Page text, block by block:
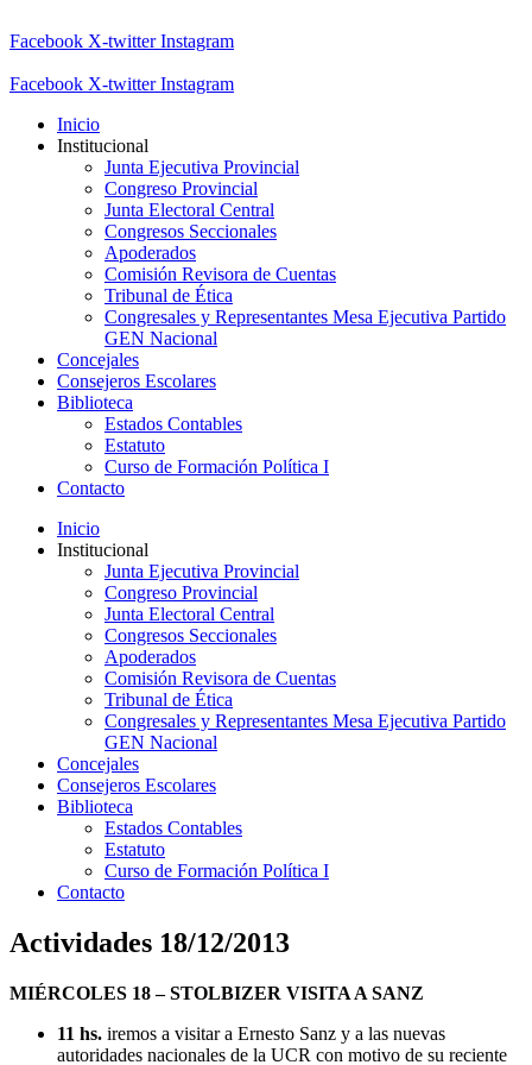
Facebook X-twitter Instagram
Facebook X-twitter Instagram
Inicio
Institucional
Junta Ejecutiva Provincial
Congreso Provincial
Junta Electoral Central
Congresos Seccionales
Apoderados
Comisión Revisora de Cuentas
Tribunal de Ética
Congresales y Representantes Mesa Ejecutiva Partido
GEN Nacional
Concejales
Consejeros Escolares
Biblioteca
Estados Contables
Estatuto
Curso de Formación Política I
Contacto
Inicio
Institucional
Junta Ejecutiva Provincial
Congreso Provincial
Junta Electoral Central
Congresos Seccionales
Apoderados
Comisión Revisora de Cuentas
Tribunal de Ética
Congresales y Representantes Mesa Ejecutiva Partido
GEN Nacional
Concejales
Consejeros Escolares
Biblioteca
Estados Contables
Estatuto
Curso de Formación Política I
Contacto
Actividades 18/12/2013
MIÉRCOLES 18 – STOLBIZER VISITA A SANZ
11 hs. iremos a visitar a Ernesto Sanz y a las nuevas
autoridades nacionales de la UCR con motivo de su reciente